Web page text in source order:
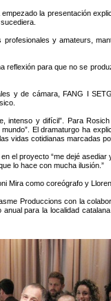
la presentación
y amateurs,
para que no se
y de cámara, FANG I
y difícil”. Para
El dramaturgo ha
vidas cotidianas marcadas por
el proyecto “me dejé
lo hace con mucha ilusión.”
Mira como coreógrafo y
Produccions con la
para la localidad